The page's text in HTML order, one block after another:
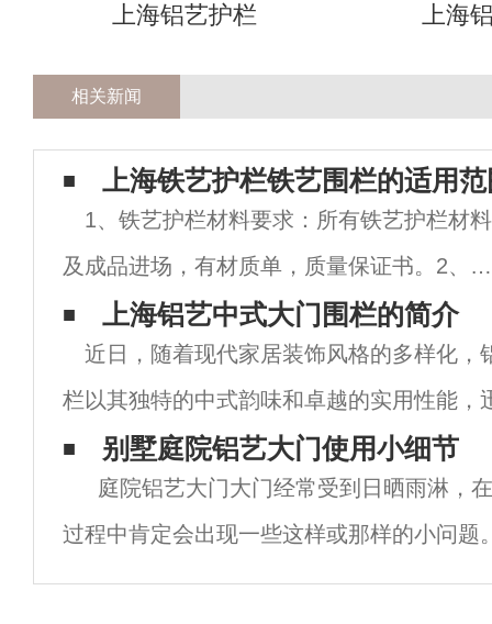
上海铝艺护栏 上海
相关新闻
上海铁艺护栏铁艺围栏的适用
1、铁艺护栏材料要求：所有铁艺护栏材料
及成品进场，有材质单，质量保证书。2、施
工人员上岗前，根据其不同工作岗位，进行
业技术与安荃文明施工的教育。3、在护栏施
工过程中由技术人员进行检查，及时纠正施
现
上海铝艺中式大门围栏的简介
近日，随着现代家居装饰风格的多样化，
栏以其独特的中式韵味和卓越的实用性能，
庭装修的首选。这一潮流趋势不仅体现了人
热爱与传承，也彰显了现代家居对美观与安
别墅庭院铝艺大门使用小细节
庭院铝艺大门大门经常受到日晒雨淋，
过程中肯定会出现一些这样或那样的小问题
用过程中，只要多加注意，就会避免这些小